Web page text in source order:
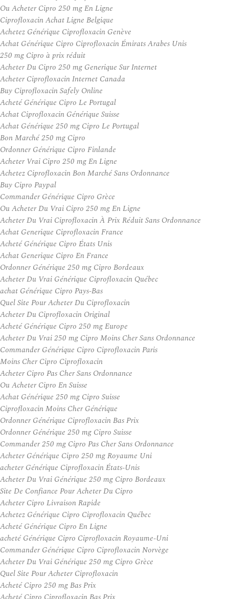
Ou Acheter Cipro 250 mg En Ligne
Ciprofloxacin Achat Ligne Belgique
Achetez Générique Ciprofloxacin Genève
Achat Générique Cipro Ciprofloxacin Émirats Arabes Unis
250 mg Cipro à prix réduit
Acheter Du Cipro 250 mg Generique Sur Internet
Acheter Ciprofloxacin Internet Canada
Buy Ciprofloxacin Safely Online
Acheté Générique Cipro Le Portugal
Achat Ciprofloxacin Générique Suisse
Achat Générique 250 mg Cipro Le Portugal
Bon Marché 250 mg Cipro
Ordonner Générique Cipro Finlande
Acheter Vrai Cipro 250 mg En Ligne
Achetez Ciprofloxacin Bon Marché Sans Ordonnance
Buy Cipro Paypal
Commander Générique Cipro Grèce
Ou Acheter Du Vrai Cipro 250 mg En Ligne
Acheter Du Vrai Ciprofloxacin À Prix Réduit Sans Ordonnance
Achat Generique Ciprofloxacin France
Acheté Générique Cipro États Unis
Achat Generique Cipro En France
Ordonner Générique 250 mg Cipro Bordeaux
Acheter Du Vrai Générique Ciprofloxacin Québec
achat Générique Cipro Pays-Bas
Quel Site Pour Acheter Du Ciprofloxacin
Acheter Du Ciprofloxacin Original
Acheté Générique Cipro 250 mg Europe
Acheter Du Vrai 250 mg Cipro Moins Cher Sans Ordonnance
Commander Générique Cipro Ciprofloxacin Paris
Moins Cher Cipro Ciprofloxacin
Acheter Cipro Pas Cher Sans Ordonnance
Ou Acheter Cipro En Suisse
Achat Générique 250 mg Cipro Suisse
Ciprofloxacin Moins Cher Générique
Ordonner Générique Ciprofloxacin Bas Prix
Ordonner Générique 250 mg Cipro Suisse
Commander 250 mg Cipro Pas Cher Sans Ordonnance
Acheter Générique Cipro 250 mg Royaume Uni
acheter Générique Ciprofloxacin États-Unis
Acheter Du Vrai Générique 250 mg Cipro Bordeaux
Site De Confiance Pour Acheter Du Cipro
Acheter Cipro Livraison Rapide
Achetez Générique Cipro Ciprofloxacin Québec
Acheté Générique Cipro En Ligne
acheté Générique Cipro Ciprofloxacin Royaume-Uni
Commander Générique Cipro Ciprofloxacin Norvège
Acheter Du Vrai Générique 250 mg Cipro Grèce
Quel Site Pour Acheter Ciprofloxacin
Acheté Cipro 250 mg Bas Prix